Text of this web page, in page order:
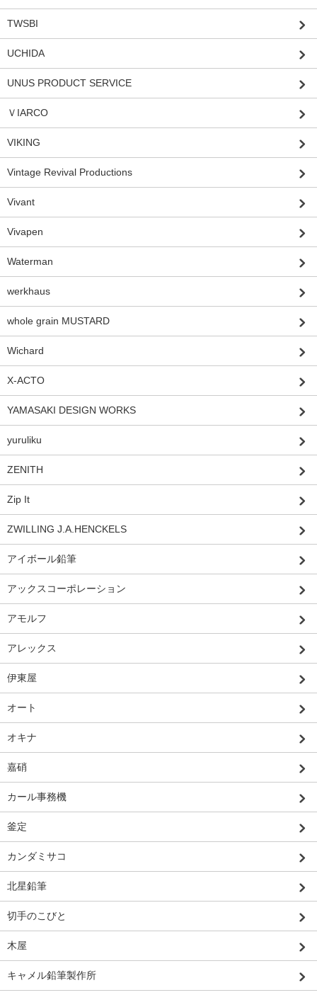
TWSBI
UCHIDA
UNUS PRODUCT SERVICE
ＶIARCO
VIKING
Vintage Revival Productions
Vivant
Vivapen
Waterman
werkhaus
whole grain MUSTARD
Wichard
X-ACTO
YAMASAKI DESIGN WORKS
yuruliku
ZENITH
Zip It
ZWILLING J.A.HENCKELS
アイボール鉛筆
アックスコーポレーション
アモルフ
アレックス
伊東屋
オート
オキナ
嘉硝
カール事務機
釜定
カンダミサコ
北星鉛筆
切手のこびと
木屋
キャメル鉛筆製作所